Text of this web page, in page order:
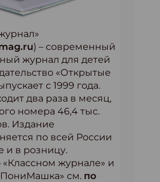
) – современный
журнал для детей
«Открытые
с 1999 года.
два раза в месяц,
номера 46,4 тыс.
Издание
по всей России
и в розницу.
журнале» и
см. по